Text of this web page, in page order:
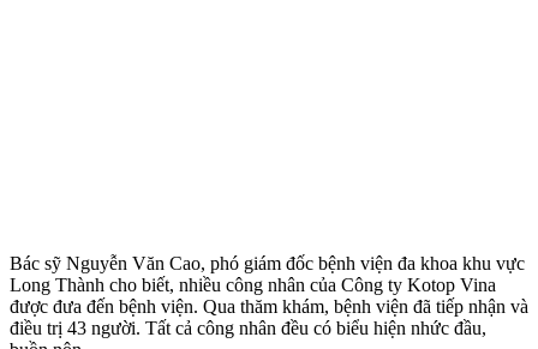
Bác sỹ Nguyễn Văn Cao, phó giám đốc bệnh viện đa khoa khu vực
Long Thành cho biết, nhiều công nhân của Công ty Kotop Vina
được đưa đến bệnh viện. Qua thăm khám, bệnh viện đã tiếp nhận và
điều trị 43 người. Tất cả công nhân đều có biểu hiện nhức đầu,